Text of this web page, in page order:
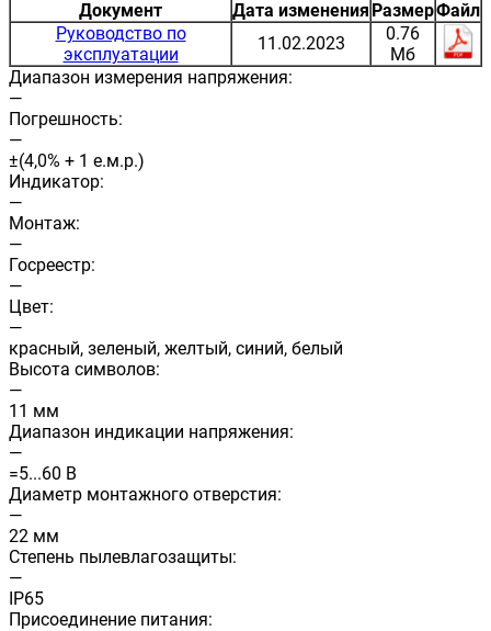
Документ Дата изменения РазмерФайл
Руководство по
эксплуатации
11.02.2023
0.76
Мб
Диапазон измерения напряжения:
—
Погрешность:
—
±(4,0% + 1 е.м.р.)
Индикатор:
—
Монтаж:
—
Госреестр:
—
Цвет:
—
красный, зеленый, желтый, синий, белый
Высота символов:
—
11 мм
Диапазон индикации напряжения:
—
=5...60 В
Диаметр монтажного отверстия:
—
22 мм
Степень пылевлагозащиты:
—
IP65
Присоединение питания: